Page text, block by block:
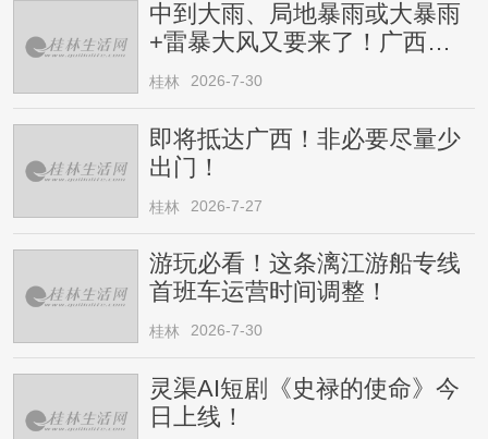
中到大雨、局地暴雨或大暴雨
+雷暴大风又要来了！广西人
请注意
桂林 2026-7-30
即将抵达广西！非必要尽量少
出门！
桂林 2026-7-27
游玩必看！这条漓江游船专线
首班车运营时间调整！
桂林 2026-7-30
灵渠AI短剧《史禄的使命》今
日上线！